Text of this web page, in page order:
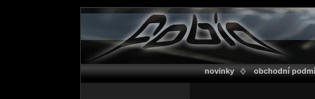
novinky obchodní